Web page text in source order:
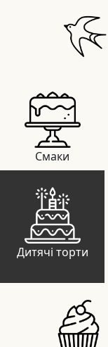
Смаки
Дитячі торти